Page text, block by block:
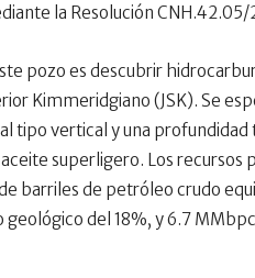
la Resolución
pozo es descubrir
Kimmeridgiano (JSK). Se
tipo vertical y una
superligero. Los recursos
barriles de petróleo crudo
del 18%, y 6.7